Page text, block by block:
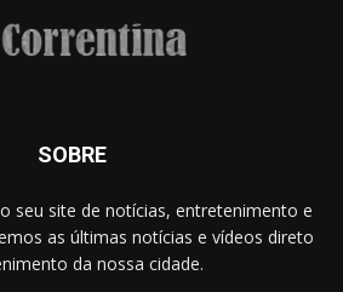
SOBRE
seu site de notícias, entretenimento e
as últimas notícias e vídeos direto
da nossa cidade.